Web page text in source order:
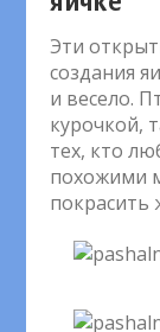
Эти
создания
и весело.
курочкой,
тех, кто
похожими
покрасить